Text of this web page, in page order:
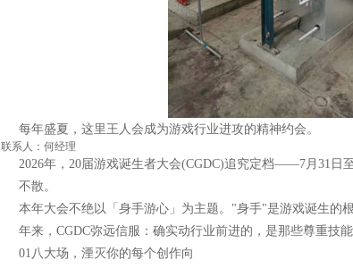
每年盛夏，这里王人会成为游戏行业进攻的精神约会。
联系人：何经理
2026年，20届游戏诞生者大会(CGDC)追究定档——7月31日
不散。
本年大会不绝以「身手游心」为主题。"身手"是游戏诞生的
年来，CGDC弥远信服：确实动行业前进的，是那些尊重技
01八大场，湮灭你的每个创作向